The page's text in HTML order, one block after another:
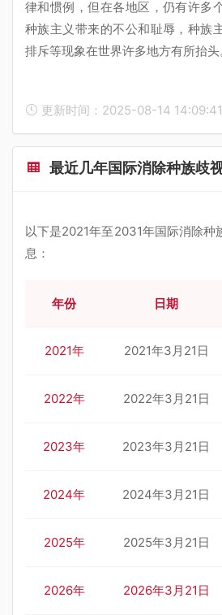
律和惯例，但在各地区，仍有许多
种族主义带来的不公和耻辱，种族
排斥等现象在世界许多地方有所抬头
更新时间：2025-08-14 14:09:41
最近几年国际消除种族歧
以下是2021年至2031年国际消除种
息：
年份 日期
2021年 2021年3月21日
2022年 2022年3月21日
2023年 2023年3月21日
2024年 2024年3月21日
2025年 2025年3月21日
2026年 2026年3月21日